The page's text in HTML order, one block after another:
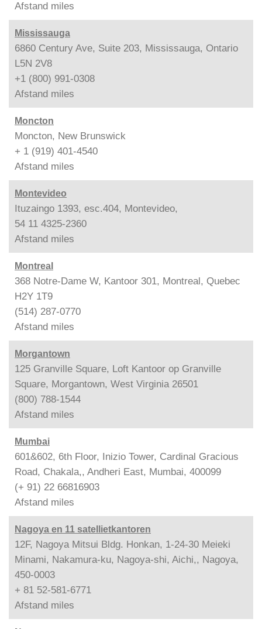
Afstand miles
Mississauga
6860 Century Ave, Suite 203, Mississauga, Ontario
L5N 2V8
+1 (800) 991-0308
Afstand miles
Moncton
Moncton, New Brunswick
+ 1 (919) 401-4540
Afstand miles
Montevideo
Ituzaingo 1393, esc.404, Montevideo,
54 11 4325-2360
Afstand miles
Montreal
368 Notre-Dame W, Kantoor 301, Montreal, Quebec
H2Y 1T9
(514) 287-0770
Afstand miles
Morgantown
125 Granville Square, Loft Kantoor op Granville
Square, Morgantown, West Virginia 26501
(800) 788-1544
Afstand miles
Mumbai
601&602, 6th Floor, Inizio Tower, Cardinal Gracious
Road, Chakala,, Andheri East, Mumbai, 400099
(+ 91) 22 66816903
Afstand miles
Nagoya en 11 satellietkantoren
12F, Nagoya Mitsui Bldg. Honkan, 1-24-30 Meieki
Minami, Nakamura-ku, Nagoya-shi, Aichi,, Nagoya,
450-0003
+ 81 52-581-6771
Afstand miles